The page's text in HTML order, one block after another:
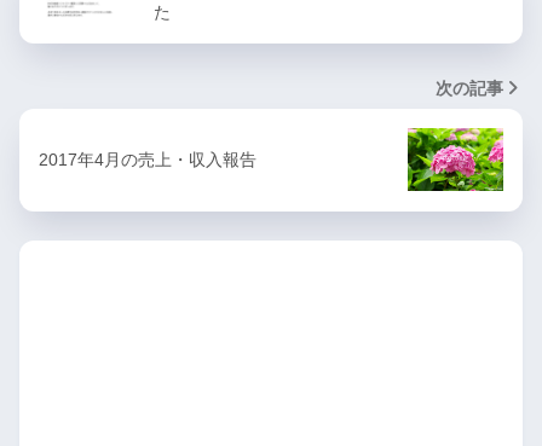
た
次の記事
2017年4月の売上・収入報告